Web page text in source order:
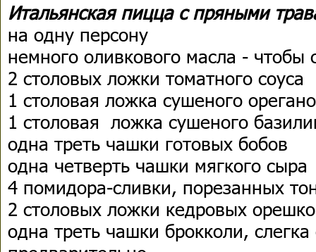
Итальянская пицца с пряными
на одну персону
немного оливкового масла - чтобы
2 столовых ложки томатного соуса
1 столовая ложка сушеного орегано
1 столовая ложка сушеного
одна треть чашки готовых бобов
одна четверть чашки мягкого сыра
4 помидора-сливки, порезанных
2 столовых ложки кедровых
одна треть чашки брокколи,